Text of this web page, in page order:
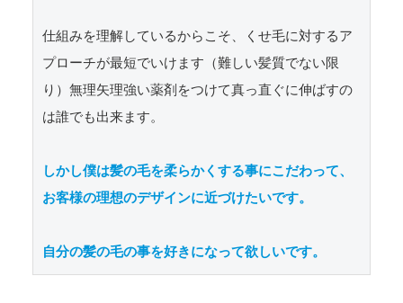
仕組みを理解しているからこそ、くせ毛に対するア
プローチが最短でいけます（難しい髪質でない限
り）無理矢理強い薬剤をつけて真っ直ぐに伸ばすの
は誰でも出来ます。
しかし僕は髪の毛を柔らかくする事にこだわって、
お客様の理想のデザインに近づけたいです。
自分の髪の毛の事を好きになって欲しいです。